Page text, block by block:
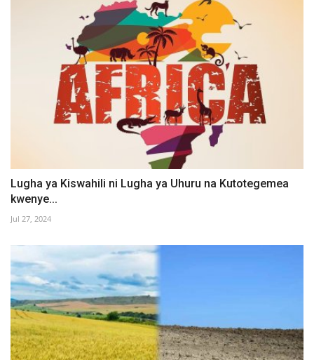
Lugha ya Kiswahili ni Lugha ya Uhuru na Kutotegemea
kwenye...
Jul 27, 2024